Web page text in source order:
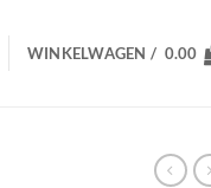
WINKELWAGEN / 0.00